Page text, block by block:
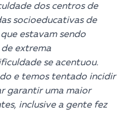
dos centros de
socioeducativas de
estavam sendo
de extrema
se acentuou.
e temos tentado incidir
garantir uma maior
inclusive a gente fez